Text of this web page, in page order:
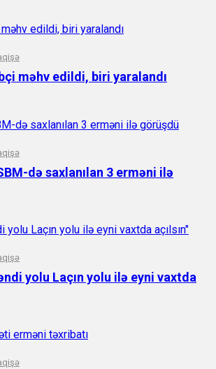
məhv edildi, biri yaralandı
də saxlanılan 3 erməni ilə
yolu Laçın yolu ilə eyni vaxtda